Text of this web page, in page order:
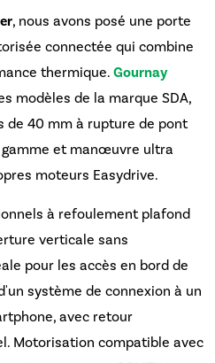
, nous avons posé une porte
connectée qui combine
thermique.Gournay
modèles de la marque SDA,
de 40 mm à rupture de pont
et manœuvre ultra
moteurs Easydrive.
à refoulement plafond
verticale sans
pour les accès en bord de
système de connexion à un
avec retour
Motorisation compatible avec